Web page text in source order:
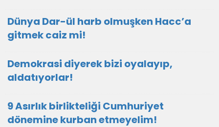
Dünya Dar-ül harb olmuşken Hacc’a
gitmek caiz mi!
Demokrasi diyerek bizi oyalayıp,
aldatıyorlar!
9 Asırlık birlikteliği Cumhuriyet
dönemine kurban etmeyelim!